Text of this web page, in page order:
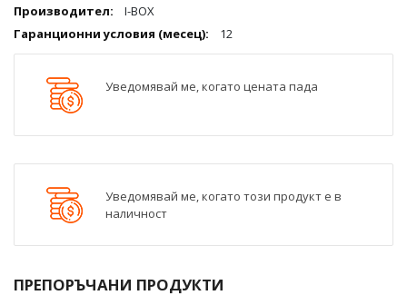
Повече
информация
qqq
I-BOX
12
Уведомявай ме, когато цената пада
Уведомявай ме, когато този продукт е в
наличност
ПРЕПОРЪЧАНИ ПРОДУКТИ